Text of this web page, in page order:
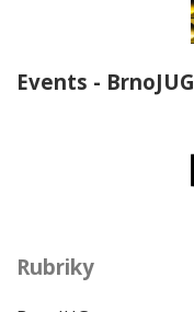
Events - BrnoJUG
Rubriky